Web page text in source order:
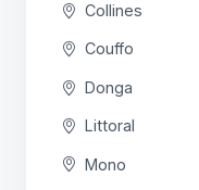
Collines
Couffo
Donga
Littoral
Mono